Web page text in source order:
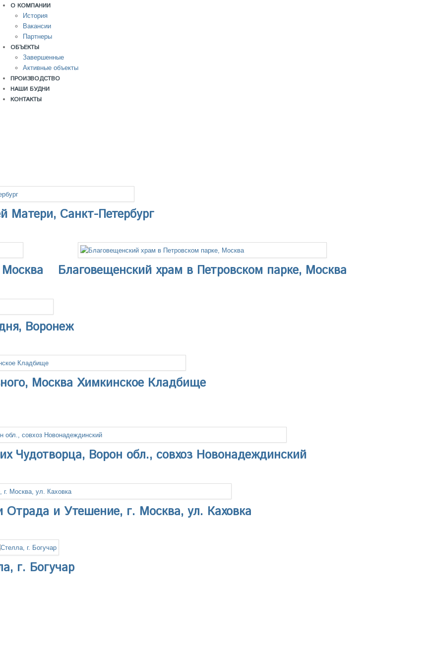
О КОМПАНИИ
История
Вакансии
Партнеры
ОБЪЕКТЫ
Завершенные
Активные объекты
ПРОИЗВОДСТВО
НАШИ БУДНИ
КОНТАКТЫ
Матери, Санкт-Петербург
Благовещенский храм в Петровском парке, Москва
Воронеж
Москва Химкинское Кладбище
Чудотворца, Ворон обл., совхоз Новонадеждинский
и Утешение, г. Москва, ул. Каховка
г. Богучар